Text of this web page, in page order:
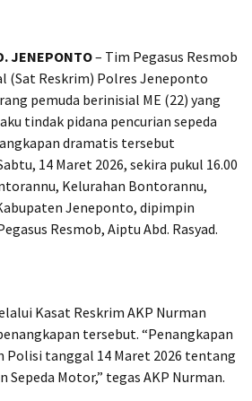
JENEPONTO– Tim Pegasus Resmob
(Sat Reskrim) Polres Jeneponto
pemuda berinisial ME (22) yang
tindak pidana pencurian sepeda
dramatis tersebut
14 Maret 2026, sekira pukul 16.00
Kelurahan Bontorannu,
Jeneponto, dipimpin
Resmob, Aiptu Abd. Rasyad.
Kasat Reskrim AKP Nurman
tersebut. “Penangkapan
Polisi tanggal 14 Maret 2026 tentang
Sepeda Motor,” tegas AKP Nurman.